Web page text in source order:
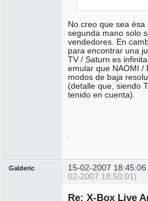
No creo que sea
segunda mano solo
vendedores. En
para encontrar una
TV / Saturn es
emular que NAOMI /
modos de baja
(detalle que, siendo
tenido en cuenta).
.
Galderic 15-02-2007 18:45:06
02-2007 18:50:01)
Re: X-Box Live